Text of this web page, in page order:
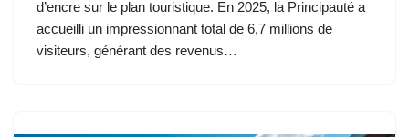
d’encre sur le plan touristique. En 2025, la Principauté a
accueilli un impressionnant total de 6,7 millions de
visiteurs, générant des revenus…